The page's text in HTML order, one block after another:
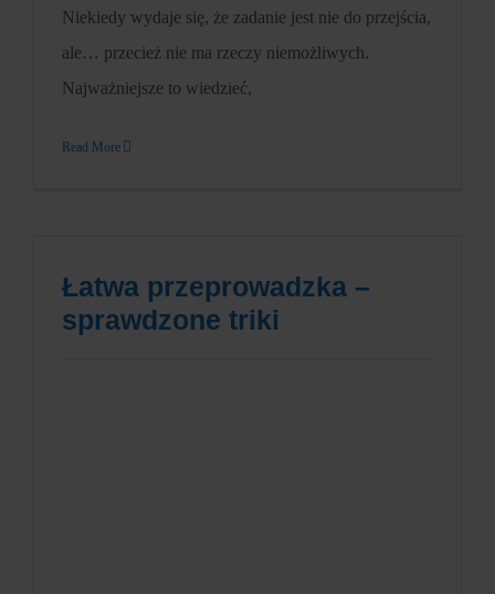
Niekiedy wydaje się, że zadanie jest nie do przejścia,
ale… przecież nie ma rzeczy niemożliwych.
Najważniejsze to wiedzieć,
Read More
Łatwa przeprowadzka –
sprawdzone triki